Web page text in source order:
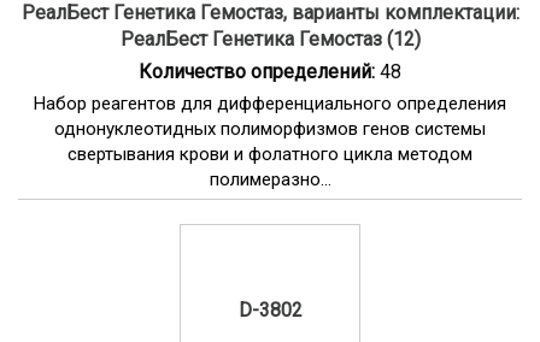
РеалБест Генетика Гемостаз, варианты комплектации:
РеалБест Генетика Гемостаз (12)
Количество определений: 48
Набор реагентов для дифференциального определения
однонуклеотидных полиморфизмов генов системы
свертывания крови и фолатного цикла методом
полимеразно...
D-3802